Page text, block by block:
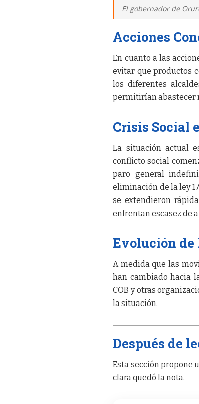
El gobernador de
Acciones
En cuanto a las
evitar que productos
los diferentes
permitirían abastecer
Crisis Social
La situación actual
conflicto social
paro general
eliminación de la ley
se extendieron
enfrentan escasez de
Evolución
A medida que las
han cambiado hacia
COB y otras
la situación.
Después de
Esta sección propone
clara quedó la nota.